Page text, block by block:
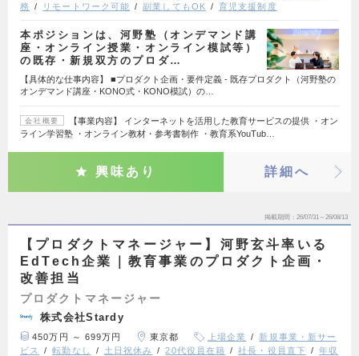
務
リモートワーク可能 副業してもOK 育児支援制度
本ポジションは、河野塾（オンデマンド講
座・オンライン授業・オンライン模試等）
の既存・新規双方のプロダ…
【具体的な仕事内容】 ■プロダクト企画・要件定義 - 既存プロダクト（河野塾の
オンデマンド講座・KONO式・KONO模試）の…
会社概要
【事業内容】 インターネットを活用した教育サービスの提供 ・オン
ライン学習塾 ・オンライン教材・参考書制作 ・教育系YouTub…
興味あり 詳細へ
掲載期間 26/07/31～26/08/13
【プロダクトマネージャー】河野玄斗率いる
EdTech企業｜教育事業のプロダクト企画・
改善担当
プロダクトマネージャー
株式会社Stardy
450万円 ～ 699万円 東京都 上場企業
新規事業・新サー
ビス
転勤なし 土日祝休み 20代役員在籍 社長・役員直下
年収